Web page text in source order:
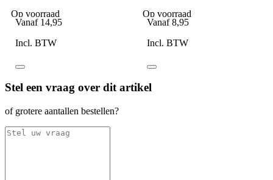
Op voorraad
Vanaf 14,95
Incl. BTW
Op voorraad
Vanaf 8,95
Incl. BTW
Stel een vraag over dit artikel
of grotere aantallen bestellen?